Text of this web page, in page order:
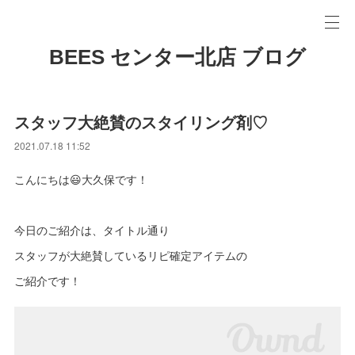
BEES センター北店 ブログ
スタッフ大絶賛のスタイリング剤♡
2021.07.18 11:52
こんにちは😃大久保です！
今日のご紹介は、タイトル通り
スタッフが大絶賛しているリピ確定アイテムの
ご紹介です！